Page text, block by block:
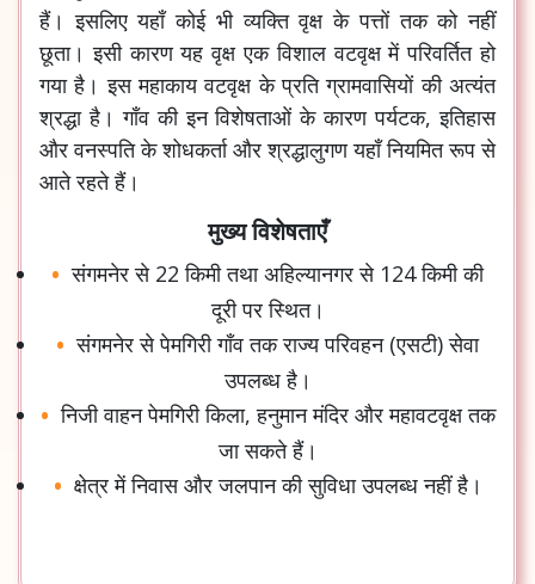
हैं। इसलिए यहाँ कोई भी व्यक्ति वृक्ष के पत्तों तक को नहीं
छूता। इसी कारण यह वृक्ष एक विशाल वटवृक्ष में परिवर्तित हो
गया है। इस महाकाय वटवृक्ष के प्रति ग्रामवासियों की अत्यंत
श्रद्धा है। गाँव की इन विशेषताओं के कारण पर्यटक, इतिहास
और वनस्पति के शोधकर्ता और श्रद्धालुगण यहाँ नियमित रूप से
आते रहते हैं।
मुख्य विशेषताएँ
संगमनेर से 22 किमी तथा अहिल्यानगर से 124 किमी की
दूरी पर स्थित।
संगमनेर से पेमगिरी गाँव तक राज्य परिवहन (एसटी) सेवा
उपलब्ध है।
निजी वाहन पेमगिरी किला, हनुमान मंदिर और महावटवृक्ष तक
जा सकते हैं।
क्षेत्र में निवास और जलपान की सुविधा उपलब्ध नहीं है।